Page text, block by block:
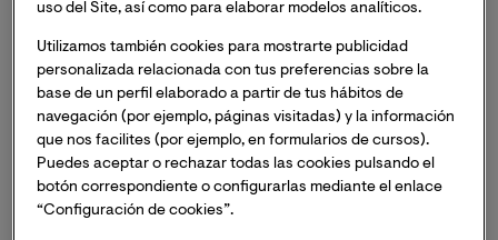
Luego la segunda parte es más de entrenamiento y por
qué la gente no sé engancha a éste y por qué sí, como
debemos de entrenar y por qué, y el ‘Reto Cesc’ que es
donde propongo dos semanas intensas de muchos
“entrenos” de diez sesiones, más retos de fines de
semana que se alargan a dos meses. Ese es el reto que
propongo para salir del bucle del sofá, engancharte a
uso del Site, así como para elaborar modelos analíticos.
Utilizamos también cookies para mostrarte publicidad
personalizada relacionada con tus preferencias sobre la
base de un perfil elaborado a partir de tus hábitos de
navegación (por ejemplo, páginas visitadas) y la información
que nos facilites (por ejemplo, en formularios de cursos).
Puedes aceptar o rechazar todas las cookies pulsando el
botón correspondiente o configurarlas mediante el enlace
“Configuración de cookies”.